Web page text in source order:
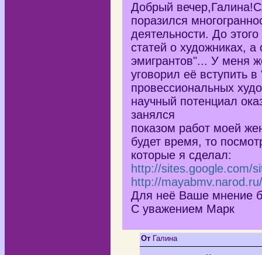
Добрый
поразился
деятельности. До
статей о художниках, а
эмигрантов"... У меня
уговорил её вступить
провессиональных
научный потенциал
занялся
показом работ моей
будет время, то
которые я сделал:
http://sites.google.com/
http://mayabmv.narod.ru/
Для неё Ваше мнение
С уважением Марк
От Галина